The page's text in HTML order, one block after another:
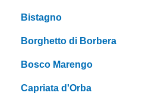
Bistagno
Borghetto di Borbera
Bosco Marengo
Capriata d'Orba